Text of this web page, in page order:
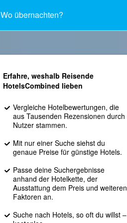
Wo übernachten?
Erfahre, weshalb Reisende
HotelsCombined lieben
Vergleiche Hotelbewertungen, die
aus Tausenden Rezensionen durch
Nutzer stammen.
Mit nur einer Suche siehst du
genaue Preise für günstige Hotels.
Passe deine Suchergebnisse
anhand der Hotelkette, der
Ausstattung dem Preis und weiteren
Faktoren an.
Suche nach Hotels, so oft du willst –